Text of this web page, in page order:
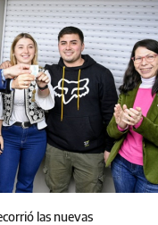
las nuevas